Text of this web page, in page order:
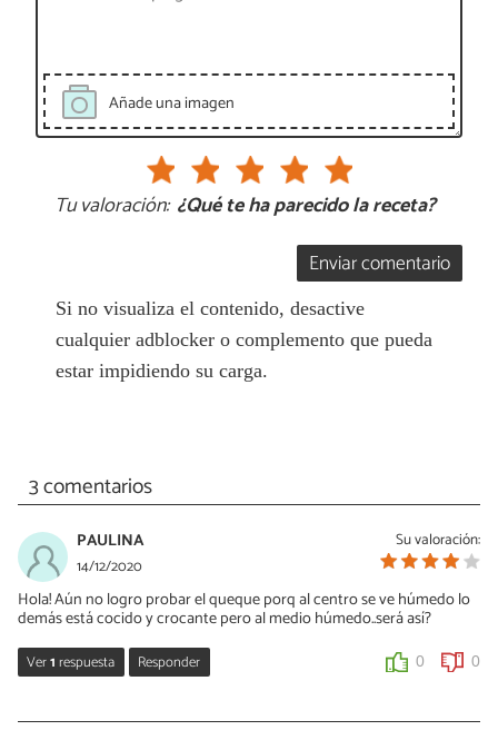
Añade una imagen
Tu valoración: ¿Qué te ha parecido la receta?
Enviar comentario
Si no visualiza el contenido, desactive
cualquier adblocker o complemento que pueda
estar impidiendo su carga.
3 comentarios
Su valoración:
PAULINA
14/12/2020
Hola! Aún no logro probar el queque porq al centro se ve húmedo lo
demás está cocido y crocante pero al medio húmedo..será así?
Ver1respuesta Responder 0 0